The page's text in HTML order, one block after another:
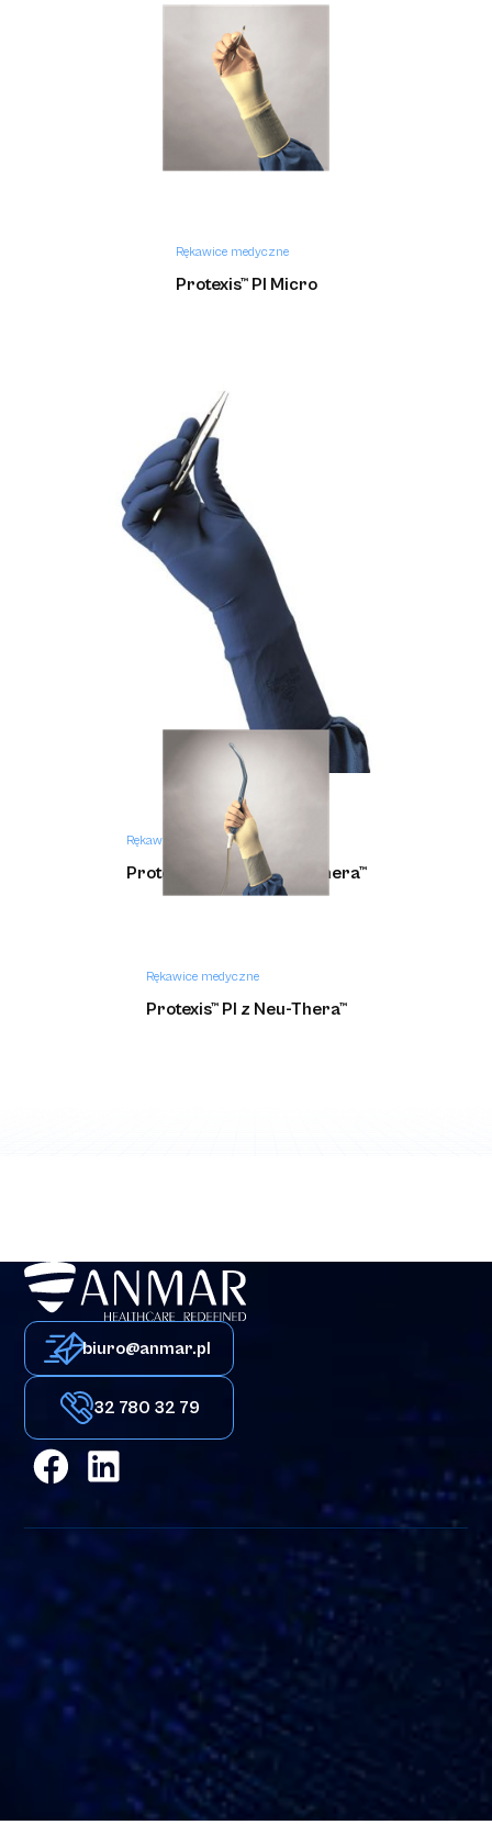
Rękawice medyczne
Protexis™ PI Micro
Rękawice medyczne
Protexis™ PI Blue z Neu-Thera™
Rękawice medyczne
Protexis™ PI z Neu-Thera™
biuro@anmar.pl
32 780 32 79